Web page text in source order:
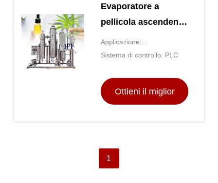
Evaporatore a
pellicola ascendente
Evaporazione a
pellicola ascendente
Applicazione:
Concentrazione dei prodotti
Sistema di controllo: PLC
Ottieni il miglior
1